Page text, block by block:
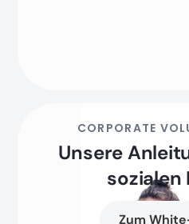
CORPORATE
Unsere
sozialen
Zum